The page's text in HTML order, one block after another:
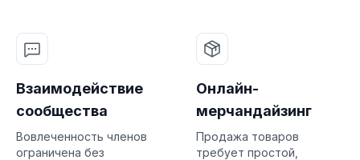
Взаимодействие
сообщества
Вовлеченность членов
ограничена без
Онлайн-
мерчандайзинг
Продажа товаров
требует простой,